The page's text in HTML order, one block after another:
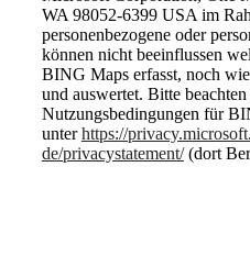
WA 98052-6399 USA im
personenbezogene oder
können nicht beeinflussen
BING Maps erfasst, noch
und auswertet. Bitte
Nutzungsbedingungen für
unterhttps://
de/privacystatement/(dort